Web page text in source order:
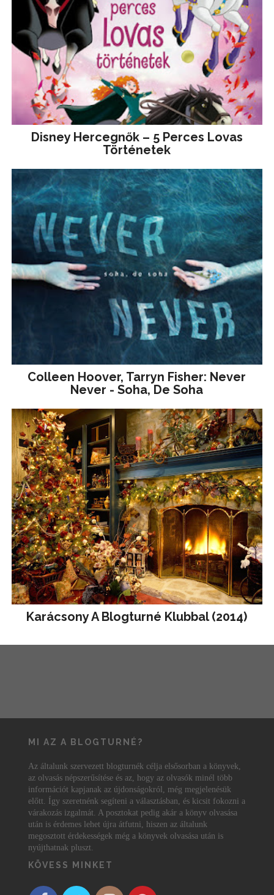
Disney ​Hercegnők – 5 Perces Lovas
Történetek
Colleen Hoover, Tarryn Fisher: Never
Never - Soha, De Soha
Karácsony A Blogturné Klubbal (2014)
MI AZ A BLOGTURNÉ?
Az általunk szervezett blogturnék célja elsősorban a könyvek,
az olvasás népszerűsítése és az, hogy az olvasók minél több
információt kapjanak az újdonságokról, még megjelenésük
előtt. Így szeretnénk segíteni a választásban, és kicsit fokozni a
várakozás izgalmát. A posztokat pedig akár a könyv olvasása
után is érdemes lehet újra átfutni, hiszen az általunk
megosztott érdekességek még a könyvek olvasása után is
nyújthatnak pluszt.
KÖVESS MINKET